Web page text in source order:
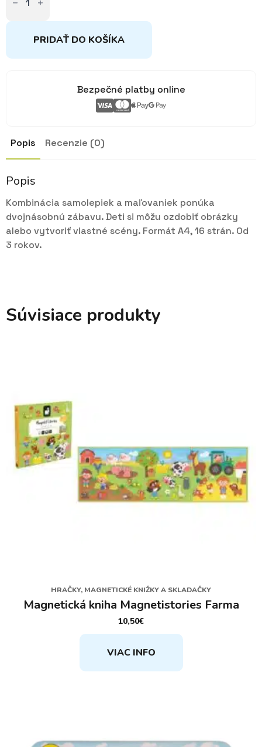
samolepiek
maľovankový
listami
Lilo
PRIDAŤ DO KOŠÍKA
Bezpečné platby online
Popis Recenzie (0)
Popis
Kombinácia samolepiek a maľovaniek ponúka
dvojnásobnú zábavu. Deti si môžu ozdobiť obrázky
alebo vytvoriť vlastné scény. Formát A4, 16 strán. Od
3 rokov.
Súvisiace produkty
HRAČKY, MAGNETICKÉ KNIŽKY A SKLADAČKY
Magnetická kniha Magnetistories Farma
10,50€
VIAC INFO